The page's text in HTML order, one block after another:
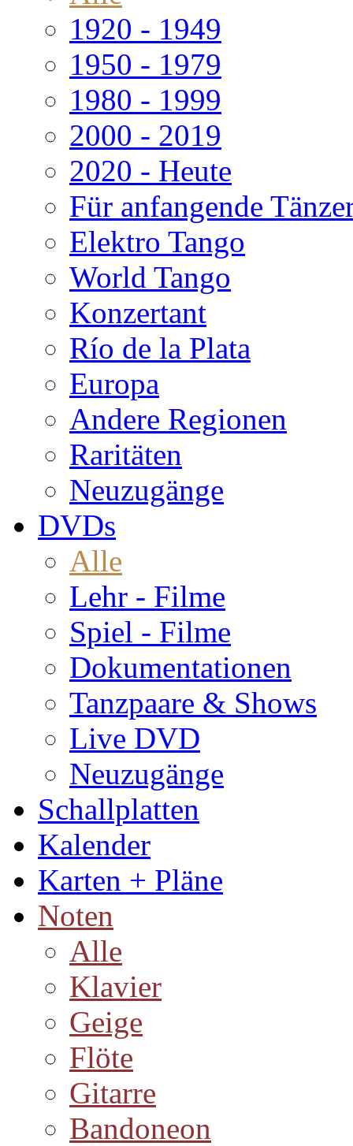
1920 - 1949
1950 - 1979
1980 - 1999
2000 - 2019
2020 - Heute
Für anfangende
Elektro Tango
World Tango
Konzertant
Río de la Plata
Europa
Andere Regionen
Raritäten
Neuzugänge
DVDs
Alle
Lehr - Filme
Spiel - Filme
Dokumentationen
Tanzpaare & Shows
Live DVD
Neuzugänge
Schallplatten
Kalender
Karten + Pläne
Noten
Alle
Klavier
Geige
Flöte
Gitarre
Bandoneon